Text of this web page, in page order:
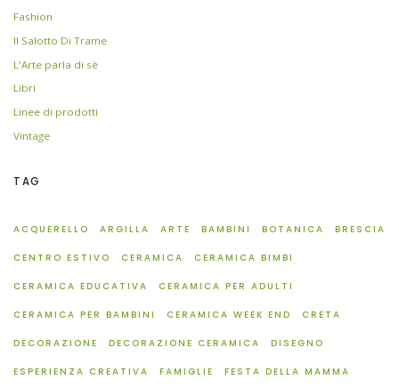
Fashion
Il Salotto Di Trame
L'Arte parla di sè
Libri
Linee di prodotti
Vintage
TAG
ACQUERELLO ARGILLA ARTE BAMBINI BOTANICA BRESCIA
CENTRO ESTIVO CERAMICA CERAMICA BIMBI
CERAMICA EDUCATIVA CERAMICA PER ADULTI
CERAMICA PER BAMBINI CERAMICA WEEK END CRETA
DECORAZIONE DECORAZIONE CERAMICA DISEGNO
ESPERIENZA CREATIVA FAMIGLIE FESTA DELLA MAMMA